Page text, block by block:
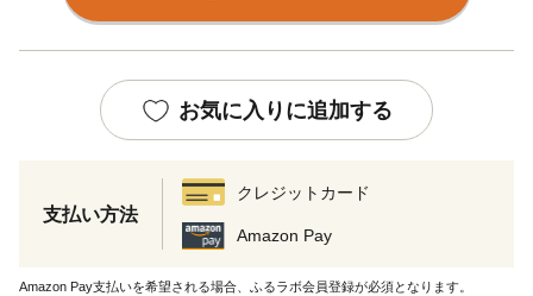
お気に入りに追加する
支払い方法
クレジットカード
Amazon Pay
Amazon Pay支払いを希望される場合、ふるラボ会員登録が必須となります。